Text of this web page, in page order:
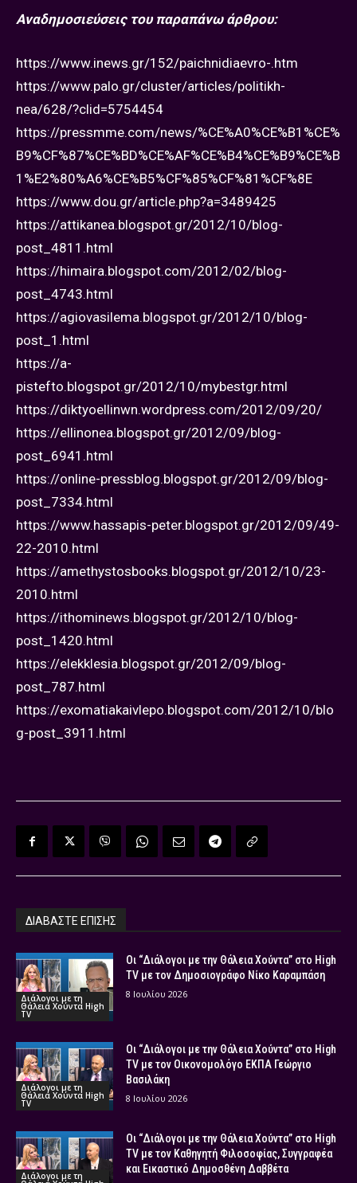
Αναδημοσιεύσεις του παραπάνω άρθρου:
https://www.inews.gr/152/paichnidiaevro-.htm
https://www.palo.gr/cluster/articles/politikh-
nea/628/?clid=5754454
https://pressmme.com/news/%CE%A0%CE%B1%CE%
B9%CF%87%CE%BD%CE%AF%CE%B4%CE%B9%CE%B
1%E2%80%A6%CE%B5%CF%85%CF%81%CF%8E
https://www.dou.gr/article.php?a=3489425
https://attikanea.blogspot.gr/2012/10/blog-
post_4811.html
https://himaira.blogspot.com/2012/02/blog-
post_4743.html
https://agiovasilema.blogspot.gr/2012/10/blog-
post_1.html
https://a-
pistefto.blogspot.gr/2012/10/mybestgr.html
https://diktyoellinwn.wordpress.com/2012/09/20/
https://ellinonea.blogspot.gr/2012/09/blog-
post_6941.html
https://online-pressblog.blogspot.gr/2012/09/blog-
post_7334.html
https://www.hassapis-peter.blogspot.gr/2012/09/49-
22-2010.html
https://amethystosbooks.blogspot.gr/2012/10/23-
2010.html
https://ithominews.blogspot.gr/2012/10/blog-
post_1420.html
https://elekklesia.blogspot.gr/2012/09/blog-
post_787.html
https://exomatiakaivlepo.blogspot.com/2012/10/blo
g-post_3911.html
ΔΙΑΒΑΣΤΕ ΕΠΙΣΗΣ
Διάλογοι με τη
Θάλεια Χούντα High
TV
Οι “Διάλογοι με την Θάλεια Χούντα” στο High
TV με τον Δημοσιογράφο Νίκο Καραμπάση
8 Ιουλίου 2026
Διάλογοι με τη
Θάλεια Χούντα High
TV
Οι “Διάλογοι με την Θάλεια Χούντα” στο High
TV με τον Οικονομολόγο ΕΚΠΑ Γεώργιο
Βασιλάκη
8 Ιουλίου 2026
Διάλογοι με τη
Οι “Διάλογοι με την Θάλεια Χούντα” στο High
TV με τον Καθηγητή Φιλοσοφίας, Συγγραφέα
και Εικαστικό Δημοσθένη Δαββέτα